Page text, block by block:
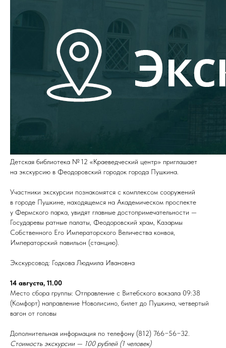
Детская библиотека № 12 «Краеведческий центр» приглашает
на экскурсию в Феодоровский городок города Пушкина.
Участники экскурсии познакомятся с комплексом сооружений
в городе Пушкине, находящемся на Академическом проспекте
у Фермского парка, увидят главные достопримечательности —
Государевы ратные палаты, Феодоровский храм, Казармы
Собственного Его Императорского Величества конвоя,
Императорский павильон (станцию).
Экскурсовод: Годкова Людмила Ивановна
14 августа, 11.00
Место сбора группы: Отправление с Витебского вокзала 09:38
(Комфорт) направление Новолисино, билет до Пушкина, четвертый
вагон от головы
Дополнительная информация по телефону (812) 766−56−32.
Стоимость экскурсии — 100 рублей (1 человек)